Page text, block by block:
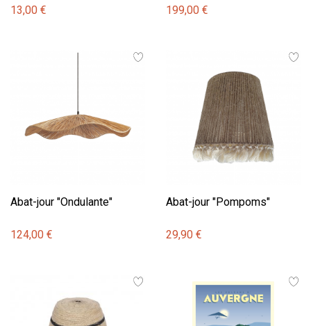
13,00 €
199,00 €
Abat-jour "Ondulante"
124,00 €
Abat-jour "Pompoms"
29,90 €